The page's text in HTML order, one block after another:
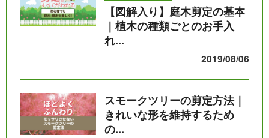
【図解入り】庭木剪定の基本
｜植木の種類ごとのお手入
れ...
2019/08/06
スモークツリーの剪定方法｜
きれいな形を維持するため
の...